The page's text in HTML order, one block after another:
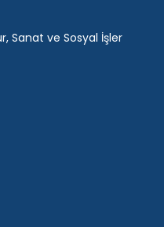
Sanat ve Sosyal İşler